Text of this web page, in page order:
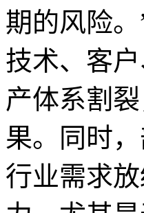
期的风险
技术、客
产体系割
果。同时
行业需求